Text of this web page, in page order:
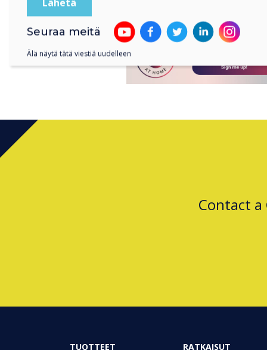
Contact a
TUOTTEET RATKAISUT
Seuraa meitä
Älä näytä tätä viestiä uudelleen